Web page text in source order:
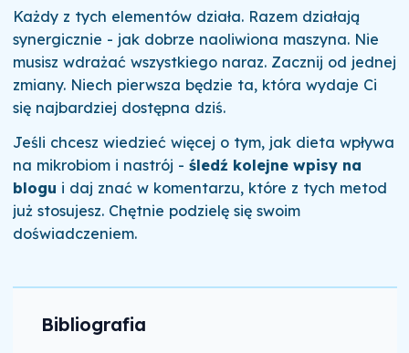
Każdy z tych elementów działa. Razem działają
synergicznie - jak dobrze naoliwiona maszyna. Nie
musisz wdrażać wszystkiego naraz. Zacznij od jednej
zmiany. Niech pierwsza będzie ta, która wydaje Ci
się najbardziej dostępna dziś.
Jeśli chcesz wiedzieć więcej o tym, jak dieta wpływa
na mikrobiom i nastrój - śledź kolejne wpisy na
blogu i daj znać w komentarzu, które z tych metod
już stosujesz. Chętnie podzielę się swoim
doświadczeniem.
Bibliografia